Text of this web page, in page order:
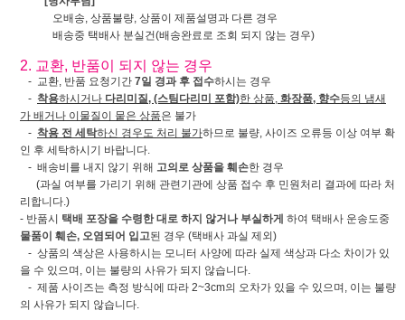
오배송, 상품불량, 상품이 제품설명과 다른 경우
배송중 택배사 분실건(배송완료로 조회 되지 않는 경우)
2. 교환, 반품이 되지 않는 경우
- 교환, 반품 요청기간 7일 경과 후 접수하시는 경우
- 착용하시거나 다리미질, (스팀다리미 포함)한 상품, 화장품, 향수등의 냄새
가 배거나 이물질이 뭍은 상품은 불가
- 착용 전 세탁하신 경우도 처리 불가하므로 불량, 사이즈 오류등 이상 여부 확
인 후 세탁하시기 바랍니다.
- 배송비를 내지 않기 위해 고의로 상품을 훼손한 경우
(과실 여부를 가리기 위해 관련기관에 상품 접수 후 민원처리 결과에 따라 처
리합니다.)
- 반품시 택배 포장을 수령한 대로 하지 않거나 부실하게 하여 택배사 운송도중
물품이 훼손, 오염되어 입고된 경우 (택배사 과실 제외)
- 상품의 색상은 사용하시는 모니터 사양에 따라 실제 색상과 다소 차이가 있
을 수 있으며, 이는 불량의 사유가 되지 않습니다.
- 제품 사이즈는 측정 방식에 따라 2~3cm의 오차가 있을 수 있으며, 이는 불량
의 사유가 되지 않습니다.